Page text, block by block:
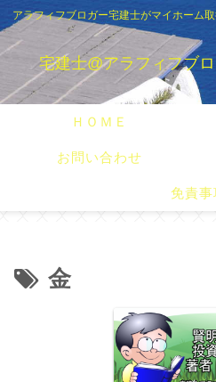
アラフィフブロガー宅建士がマイホーム
宅建士@アラフィフブ
ＨＯＭＥ
お問い合わせ
免責事
金